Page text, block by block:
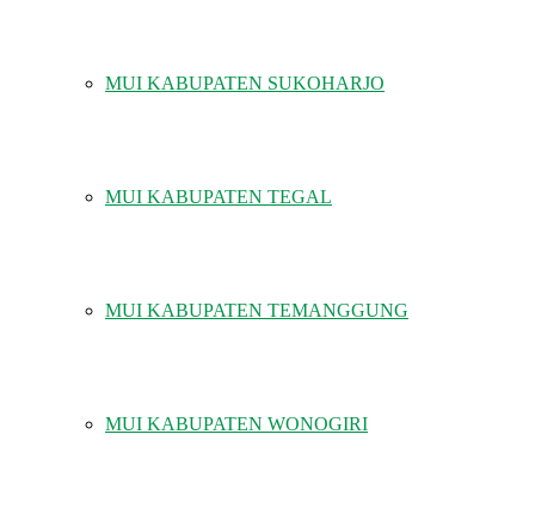
MUI KABUPATEN SUKOHARJO
MUI KABUPATEN TEGAL
MUI KABUPATEN TEMANGGUNG
MUI KABUPATEN WONOGIRI